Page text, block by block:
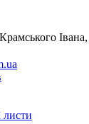
листи